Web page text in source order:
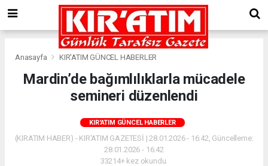
Anasayfa KIR'ATIM GÜNCEL HABERLER
Mardin’de bağımlılıklarla mücadele
semineri düzenlendi
KIR'ATIM GÜNCEL HABERLER
(KIRATIM HABER) - KIR'ATIM GAZETESİ | 28.01.2026 - 16:42, Güncelleme:
28.01.2026 - 16:42
33214+ kez okundu.